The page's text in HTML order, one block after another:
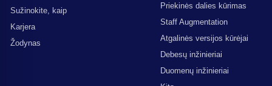
Sužinokite, kaip
Karjera
Žodynas
Priekinės dalies kūrimas
Staff Augmentation
Atgalinės versijos kūrėjai
Debesų inžinieriai
Duomenų inžinieriai